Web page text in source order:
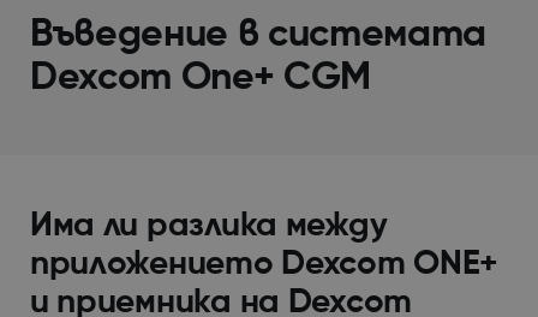
Въведение в системата
Dexcom One+ CGM
Има ли разлика между
приложението Dexcom ONE+
и приемника на Dexcom